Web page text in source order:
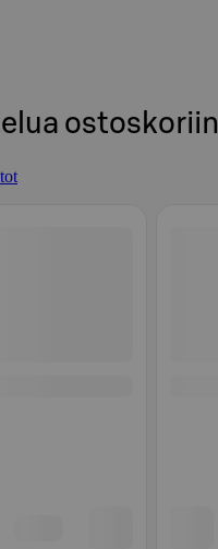
ostoskoriin